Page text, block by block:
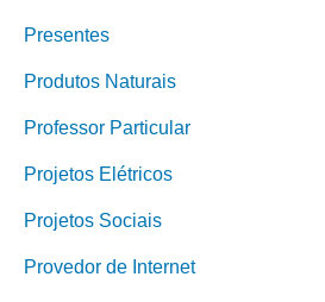
Presentes
Produtos Naturais
Professor Particular
Projetos Elétricos
Projetos Sociais
Provedor de Internet